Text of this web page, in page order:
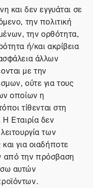
και δεν εγγυάται σε
την πολιτική
την ορθότητα,
ή/και ακρίβεια
άλλων
με την
ούτε για τους
οποίων η
τίθενται στη
Εταιρία δεν
των
για οιαδήποτε
από την πρόσβαση
αυτών